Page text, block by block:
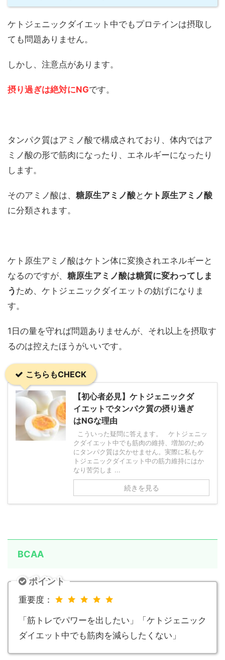
ケトジェニックダイエット中でもプロテインは摂取し
ても問題ありません。
しかし、注意点があります。
摂り過ぎは絶対にNGです。
タンパク質はアミノ酸で構成されており、体内ではア
ミノ酸の形で筋肉になったり、エネルギーになったり
します。
そのアミノ酸は、 糖原生アミノ酸とケト原生アミノ酸
に分類されます。
ケト原生アミノ酸はケトン体に変換されエネルギーと
なるのですが、 糖原生アミノ酸は糖質に変わってしま
う ため、ケトジェニックダイエットの妨げになりま
す。
1日の量を守れば問題ありませんが、それ以上を摂取す
るのは控えたほうがいいです。
こちらもCHECK
【初心者必見】ケトジェニックダ
イエットでタンパク質の摂り過ぎ
はNGな理由
こういった疑問に答えます。 ケトジェニッ
クダイエット中でも筋肉の維持、増加のため
にタンパク質は欠かせません。実際に私もケ
トジェニックダイエット中の筋力維持にはか
なり苦労しま ...
続きを見る
BCAA
ポイント
重要度：
「筋トレでパワーを出したい」「ケトジェニック
ダイエット中でも筋肉を減らしたくない」